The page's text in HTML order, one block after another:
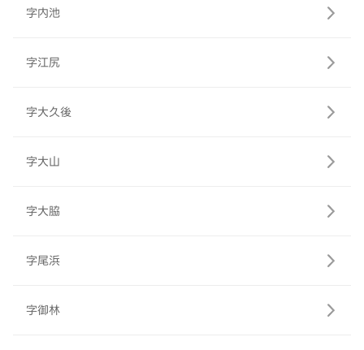
字内池
字江尻
字大久後
字大山
字大脇
字尾浜
字御林